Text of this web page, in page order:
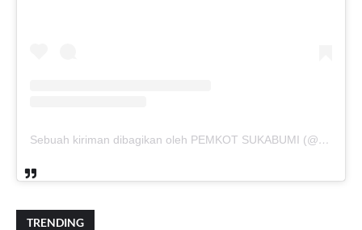
Sebuah kiriman dibagikan oleh PEMKOT SUKABUMI (@pemkotsukabumi_)
TRENDING